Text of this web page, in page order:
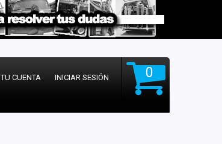
0
TU CUENTA INICIAR SESIÓN